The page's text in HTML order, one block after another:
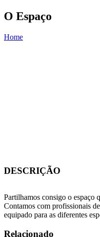
O Espaço
Home
DESCRIÇÃO
Partilhamos consigo o espaço
Contamos com profissionais
equipado para as diferentes
Relacionado